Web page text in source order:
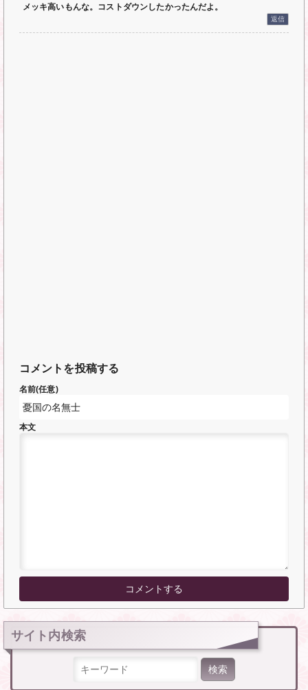
メッキ高いもんな。コストダウンしたかったんだよ。
返信
コメントを投稿する
名前(任意)
本文
サイト内検索